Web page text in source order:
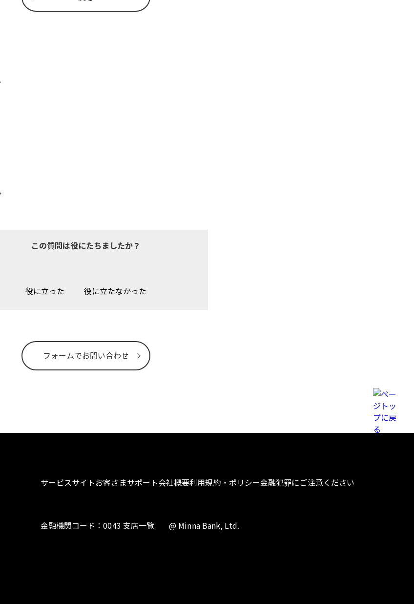
この質問は役にたちましたか？
役に立った 役に立たなかった
フォームでお問い合わせ
サービスサイトお客さまサポート会社概要利用規約・ポリシー金融犯罪にご注意ください
金融機関コード：0043 支店一覧 @ Minna Bank, Ltd.